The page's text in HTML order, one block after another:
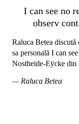
I can see no
observ
Raluca Betea
sa personală I can
Nostheide-Eÿcke din
— Raluca Betea